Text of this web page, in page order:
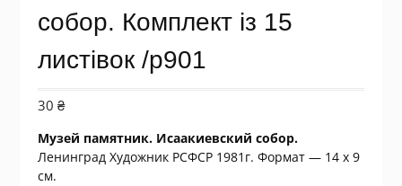
собор. Комплект із 15
листівок /р901
30 ₴
Музей памятник. Исаакиевский собор.
Ленинград Художник РСФСР 1981г. Формат — 14 х 9
см.